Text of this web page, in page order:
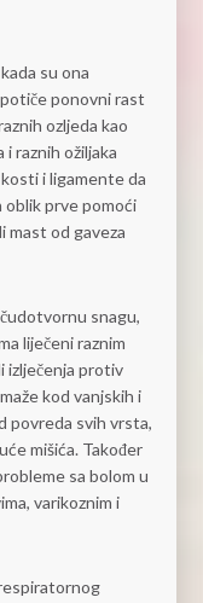
su ona
ponovni rast
ozljeda kao
raznih ožiljaka
i ligamente da
prve pomoći
mast od gaveza
snagu,
liječeni raznim
izlječenja protiv
kod vanjskih i
povreda svih vrsta,
mišića. Također
sa bolom u
varikoznim i